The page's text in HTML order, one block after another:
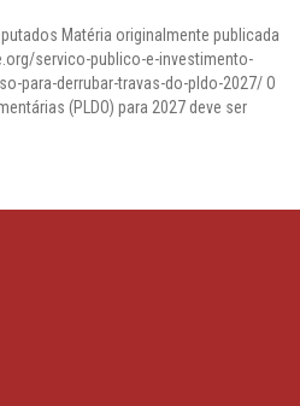
Matéria originalmente publicada
servico-publico-e-investimento-
para-derrubar-travas-do-pldo-2027/ O
(PLDO) para 2027 deve ser